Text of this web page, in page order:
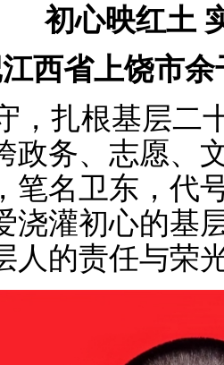
初心映红土
西省上饶市余
，扎根基层二
政务、志愿、
笔名卫东，代
浇灌初心的基
人的责任与荣